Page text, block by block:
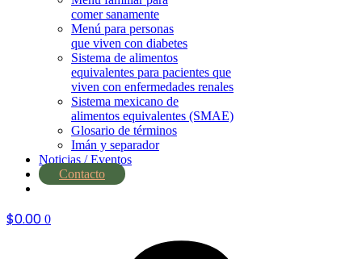
comer sanamente
Menú para personas
que viven con diabetes
Sistema de alimentos
equivalentes para pacientes que
viven con enfermedades renales
Sistema mexicano de
alimentos equivalentes (SMAE)
Glosario de términos
Imán y separador
Noticias / Eventos
Contacto
nutrial.ia
$0.00 0